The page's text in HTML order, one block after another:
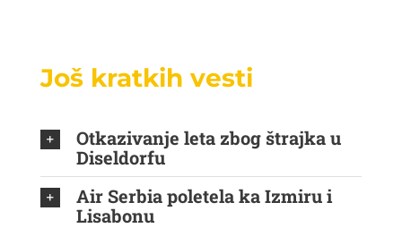
Još kratkih vesti
Otkazivanje leta zbog štrajka u
Diseldorfu
Air Serbia poletela ka Izmiru i
Lisabonu